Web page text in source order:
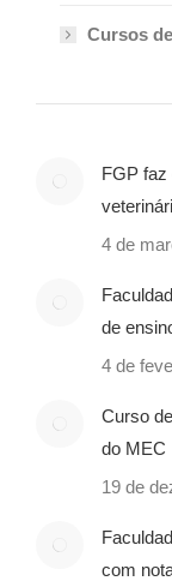
Cursos
FGP faz
4 de
de
4 de
Curso
do MEC
19 de
com